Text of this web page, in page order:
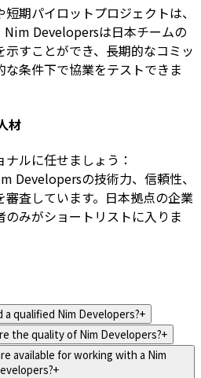
期パイロットプロジェクトは、
Nim Developersは日本チームの
すことができ、長期的なコミッ
な条件下で協業をテストできま
材
ルに任せましょう：
Developersの技術力、信頼性、
査しています。日本拠点の企業
みがショートリストに入りま
qualified Nim Developers?+
the quality of Nim Developers?+
available for working with a Nim
+